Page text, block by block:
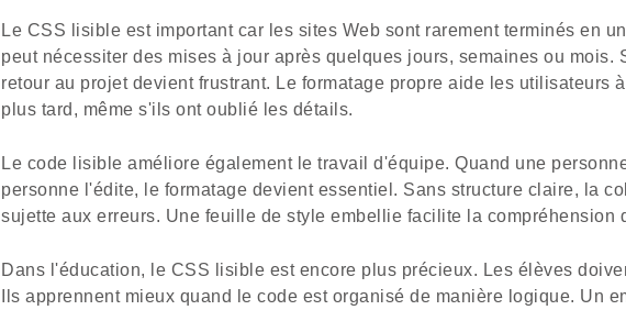
Le CSS lisible est important car les sites Web sont rarement terminés en
peut nécessiter des mises à jour après quelques jours, semaines ou mois.
retour au projet devient frustrant. Le formatage propre aide les utilisateurs
plus tard, même s'ils ont oublié les détails.
Le code lisible améliore également le travail d'équipe. Quand une
personne l'édite, le formatage devient essentiel. Sans structure claire, la
sujette aux erreurs. Une feuille de style embellie facilite la compréhension
Dans l'éducation, le CSS lisible est encore plus précieux. Les élèves
Ils apprennent mieux quand le code est organisé de manière logique. Un